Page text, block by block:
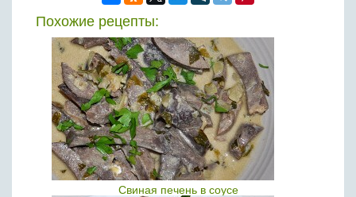
Похожие рецепты:
Свиная печень в соусе